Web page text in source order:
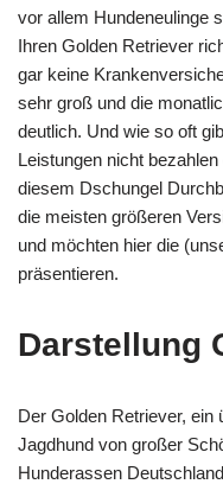
vor allem Hundeneulinge
Ihren Golden Retriever
gar keine
sehr groß und die
deutlich. Und wie so oft
Leistungen nicht
diesem Dschungel
die meisten größeren
und möchten hier die
präsentieren.
Darstellung
Der Golden Retriever,
Jagdhund von großer
Hunderassen